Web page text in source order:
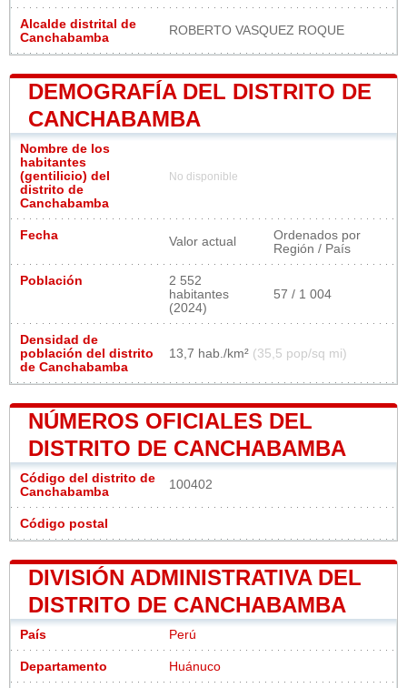
Alcalde distrital de
Canchabamba
ROBERTO VASQUEZ ROQUE
DEMOGRAFÍA DEL DISTRITO DE
CANCHABAMBA
Nombre de los
habitantes
(gentilicio) del
distrito de
Canchabamba
No disponible
Fecha Valor actual
Ordenados por
Región / País
Población
2 552
habitantes
(2024)
57 / 1 004
Densidad de
población del distrito
de Canchabamba
13,7 hab./km² (35,5 pop/sq mi)
NÚMEROS OFICIALES DEL
DISTRITO DE CANCHABAMBA
Código del distrito de
Canchabamba
100402
Código postal
DIVISIÓN ADMINISTRATIVA DEL
DISTRITO DE CANCHABAMBA
País Perú
Departamento Huánuco